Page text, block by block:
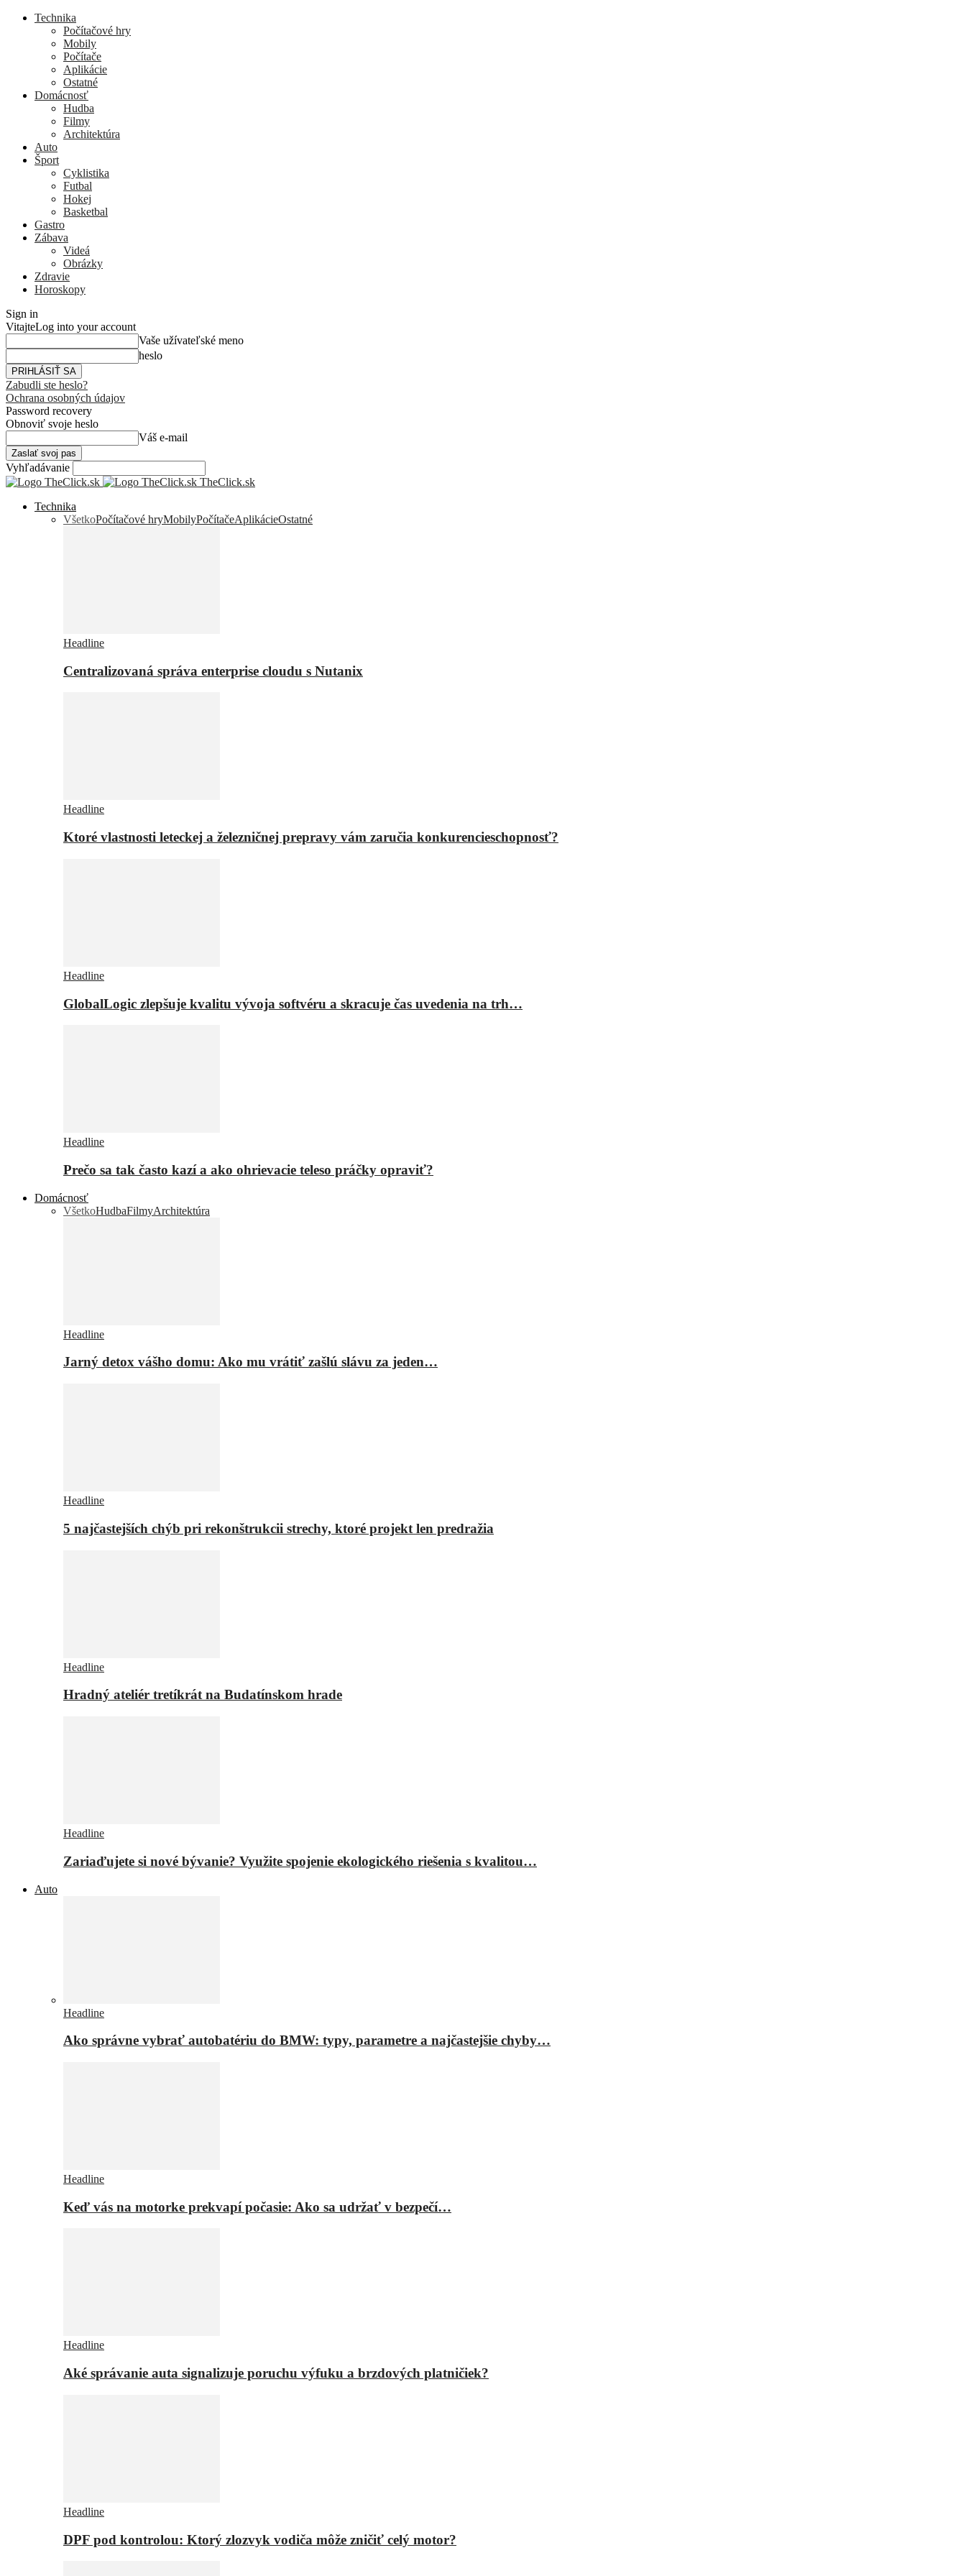
Technika
Počítačové hry
Mobily
Počítače
Aplikácie
Ostatné
Domácnosť
Hudba
Filmy
Architektúra
Auto
Šport
Cyklistika
Futbal
Hokej
Basketbal
Gastro
Zábava
Videá
Obrázky
Zdravie
Horoskopy
Sign in
VitajteLog into your account
Vaše užívateľské meno
heslo
Zabudli ste heslo?
Ochrana osobných údajov
Password recovery
Obnoviť svoje heslo
Váš e-mail
Vyhľadávanie
TheClick.sk
Technika
VšetkoPočítačové hryMobilyPočítačeAplikácieOstatné
Headline
Centralizovaná správa enterprise cloudu s Nutanix
Headline
Ktoré vlastnosti leteckej a železničnej prepravy vám zaručia konkurencieschopnosť?
Headline
GlobalLogic zlepšuje kvalitu vývoja softvéru a skracuje čas uvedenia na trh…
Headline
Prečo sa tak často kazí a ako ohrievacie teleso práčky opraviť?
Domácnosť
VšetkoHudbaFilmyArchitektúra
Headline
Jarný detox vášho domu: Ako mu vrátiť zašlú slávu za jeden…
Headline
5 najčastejších chýb pri rekonštrukcii strechy, ktoré projekt len predražia
Headline
Hradný ateliér tretíkrát na Budatínskom hrade
Headline
Zariaďujete si nové bývanie? Využite spojenie ekologického riešenia s kvalitou…
Auto
Headline
Ako správne vybrať autobatériu do BMW: typy, parametre a najčastejšie chyby…
Headline
Keď vás na motorke prekvapí počasie: Ako sa udržať v bezpečí…
Headline
Aké správanie auta signalizuje poruchu výfuku a brzdových platničiek?
Headline
DPF pod kontrolou: Ktorý zlozvyk vodiča môže zničiť celý motor?